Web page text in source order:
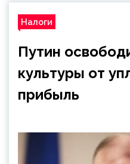
Налоги
Путин
культуры от
прибыль